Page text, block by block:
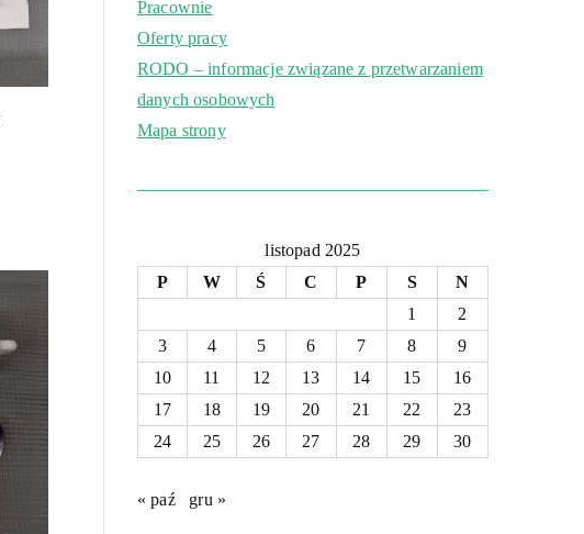
Pracownie
Oferty pracy
RODO – informacje związane z przetwarzaniem
danych osobowych
Mapa strony
listopad 2025
P
W Ś C P S
N
1
2
3
4 5 6 7 8
9
10
11 12 13 14 15
16
17
18 19 20 21 22
23
24
25 26 27 28 29 30
« paź gru »